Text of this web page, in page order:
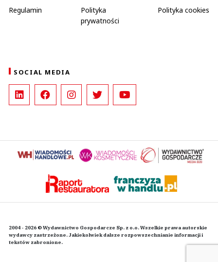
Regulamin
Polityka
prywatności
Polityka cookies
SOCIAL MEDIA
2004 - 2026 © Wydawnictwo Gospodarcze Sp. z o.o. Wszelkie prawa autorskie
wydawcy zastrzeżone. Jakiekolwiek dalsze rozpowszechnianie informacji i
tekstów zabronione.